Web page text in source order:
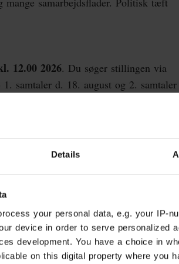
Details
your personal data, e.g. your IP-
device in order to serve personalized
development. You have a choice in
on this digital property where you
12.00 2026. Du søger stillingen via
samtaler d. 18. august og 2. samtaler
Vi anvender test og muligvis en
der forud for ansættelsen kan
relevant overenskomst med
af dine kvalifikationer.
til at kontakte direktør Christian
du efterfølgende blive kontaktet. Du
partner i Mercuri Urval, på 6089
notat omkring stillingen som